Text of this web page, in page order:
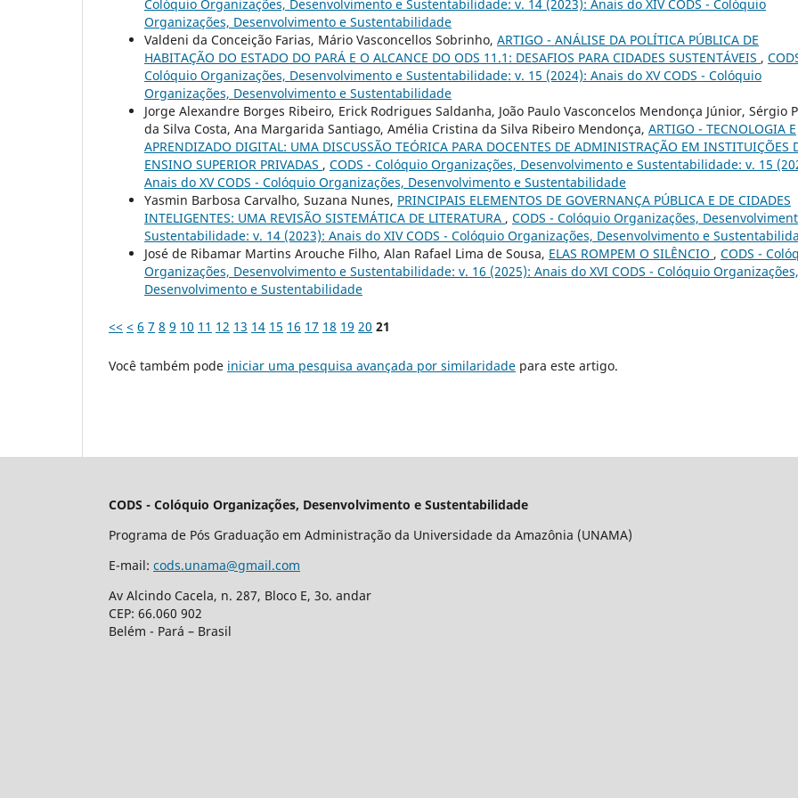
Colóquio Organizações, Desenvolvimento e Sustentabilidade: v. 14 (2023): Anais do XIV CODS - Colóquio
Organizações, Desenvolvimento e Sustentabilidade
Valdeni da Conceição Farias, Mário Vasconcellos Sobrinho, ARTIGO - ANÁLISE DA POLÍTICA PÚBLICA DE
HABITAÇÃO DO ESTADO DO PARÁ E O ALCANCE DO ODS 11.1: DESAFIOS PARA CIDADES SUSTENTÁVEIS ,
Colóquio Organizações, Desenvolvimento e Sustentabilidade: v. 15 (2024): Anais do XV CODS - Colóquio
Organizações, Desenvolvimento e Sustentabilidade
Jorge Alexandre Borges Ribeiro, Erick Rodrigues Saldanha, João Paulo Vasconcelos Mendonça Júnior, Sérgio
da Silva Costa, Ana Margarida Santiago, Amélia Cristina da Silva Ribeiro Mendonça, ARTIGO - TECNOLOGIA E
APRENDIZADO DIGITAL: UMA DISCUSSÃO TEÓRICA PARA DOCENTES DE ADMINISTRAÇÃO EM INSTITUIÇÕES
ENSINO SUPERIOR PRIVADAS , CODS - Colóquio Organizações, Desenvolvimento e Sustentabilidade: v. 15
Anais do XV CODS - Colóquio Organizações, Desenvolvimento e Sustentabilidade
Yasmin Barbosa Carvalho, Suzana Nunes, PRINCIPAIS ELEMENTOS DE GOVERNANÇA PÚBLICA E DE CIDADES
INTELIGENTES: UMA REVISÃO SISTEMÁTICA DE LITERATURA , CODS - Colóquio Organizações,
Sustentabilidade: v. 14 (2023): Anais do XIV CODS - Colóquio Organizações, Desenvolvimento e
José de Ribamar Martins Arouche Filho, Alan Rafael Lima de Sousa, ELAS ROMPEM O SILÊNCIO , CODS -
Organizações, Desenvolvimento e Sustentabilidade: v. 16 (2025): Anais do XVI CODS - Colóquio Organizações,
Desenvolvimento e Sustentabilidade
<< < 6 7 8 9 10 11 12 13 14 15 16 17 18 19 20 21
Você também pode iniciar uma pesquisa avançada por similaridade para este artigo.
CODS - Colóquio Organizações, Desenvolvimento e Sustentabilidade
Programa de Pós Graduação em Administração da Universidade da Amazônia (UNAMA)
E-mail: cods.unama@gmail.com
Av Alcindo Cacela, n. 287, Bloco E, 3o. andar
CEP: 66.060 902
Belém - Pará – Brasil